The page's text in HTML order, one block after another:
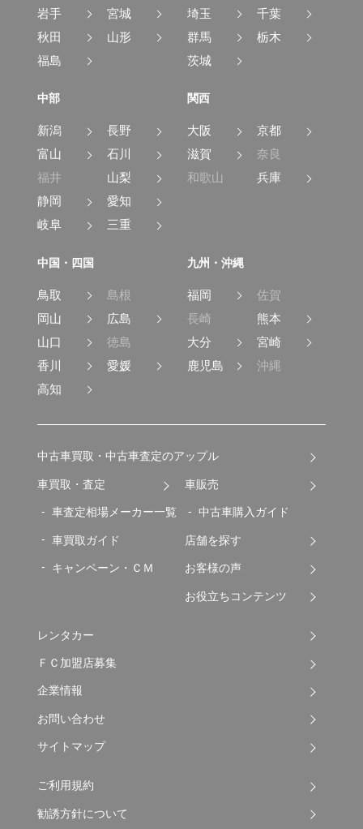
岩手
宮城
秋田
山形
福島
埼玉
千葉
群馬
栃木
茨城
中部
新潟
長野
富山
石川
福井
山梨
静岡
愛知
岐阜
三重
関西
大阪
京都
滋賀
奈良
和歌山
兵庫
中国・四国
鳥取
島根
岡山
広島
山口
徳島
香川
愛媛
高知
九州・沖縄
福岡
佐賀
長崎
熊本
大分
宮崎
鹿児島
沖縄
中古車買取・中古車査定のアップル
車買取・査定
車査定相場メーカー一覧
車買取ガイド
キャンペーン・ＣＭ
車販売
中古車購入ガイド
店舗を探す
お客様の声
お役立ちコンテンツ
レンタカー
ＦＣ加盟店募集
企業情報
お問い合わせ
サイトマップ
ご利用規約
勧誘方針について